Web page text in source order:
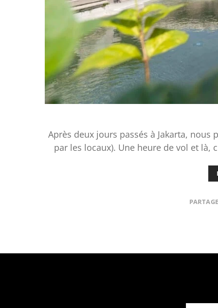
Après deux jours passés à Jakarta, nous
par les locaux). Une heure de vol et là,